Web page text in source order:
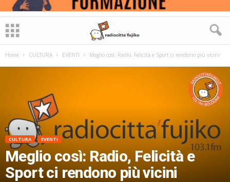
Home CULTURA EVENTI Meglio così: Radio, Felicità e Sport ci rendono più vicini
CULTURA EVENTI
Meglio così: Radio, Felicità e
Sport ci rendono più vicini